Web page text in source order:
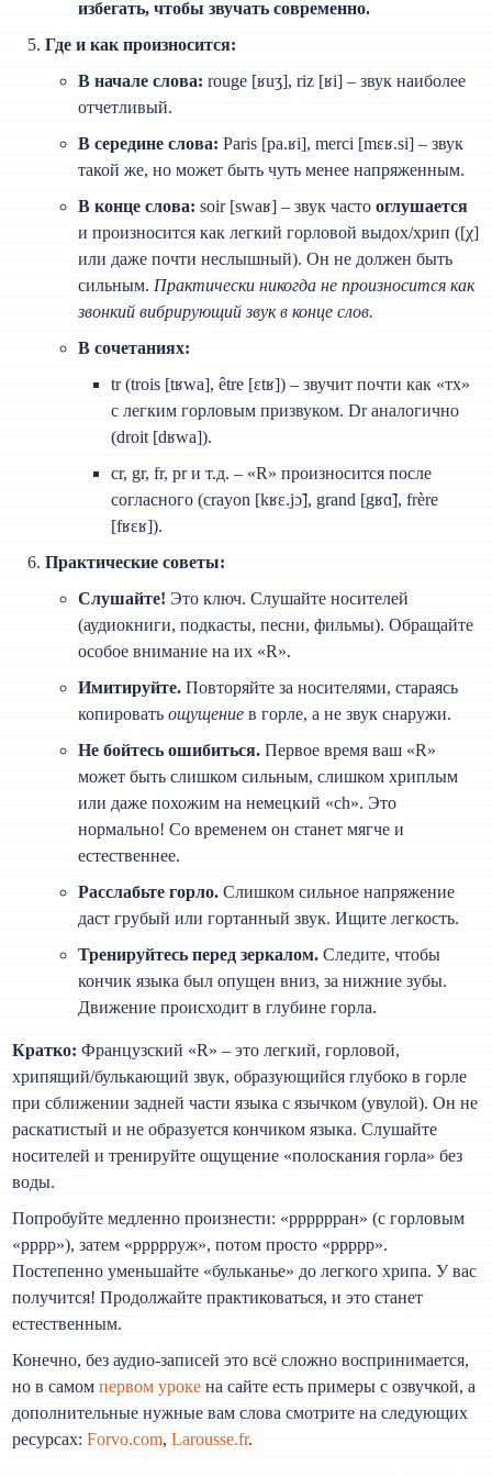
избегать, чтобы звучать современно.
Где и как произносится:
В начале слова: rouge [ʁuʒ], riz [ʁi] – звук наиболее
отчетливый.
В середине слова: Paris [pa.ʁi], merci [mɛʁ.si] – звук
такой же, но может быть чуть менее напряженным.
В конце слова: soir [swaʁ] – звук частооглушается
и произносится как легкий горловой выдох/хрип ([χ]
или даже почти неслышный). Он не должен быть
сильным. Практически никогда не произносится как
звонкий вибрирующий звук в конце слов.
В сочетаниях:
tr (trois [tʁwa], être [ɛtʁ]) – звучит почти как «тх»
с легким горловым призвуком. Dr аналогично
(droit [dʁwa]).
cr, gr, fr, pr и т.д. – «R» произносится после
согласного (crayon [kʁɛ.jɔ̃], grand [gʁɑ̃], frère
[fʁɛʁ]).
Практические советы:
Слушайте! Это ключ. Слушайте носителей
(аудиокниги, подкасты, песни, фильмы). Обращайте
особое внимание на их «R».
Имитируйте. Повторяйте за носителями, стараясь
копироватьощущение в горле, а не звук снаружи.
Не бойтесь ошибиться. Первое время ваш «R»
может быть слишком сильным, слишком хриплым
или даже похожим на немецкий «ch». Это
нормально! Со временем он станет мягче и
естественнее.
Расслабьте горло. Слишком сильное напряжение
даст грубый или гортанный звук. Ищите легкость.
Тренируйтесь перед зеркалом. Следите, чтобы
кончик языка был опущен вниз, за нижние зубы.
Движение происходит в глубине горла.
Кратко: Французский «R» – это легкий, горловой,
хрипящий/булькающий звук, образующийся глубоко в горле
при сближении задней части языка с язычком (увулой). Он не
раскатистый и не образуется кончиком языка. Слушайте
носителей и тренируйте ощущение «полоскания горла» без
воды.
Попробуйте медленно произнести: «рррррран» (с горловым
«рррр»), затем «ррррруж», потом просто «ррррр».
Постепенно уменьшайте «бульканье» до легкого хрипа. У вас
получится! Продолжайте практиковаться, и это станет
естественным.
Конечно, без аудио-записей это всё сложно воспринимается,
но в самомпервом уроке на сайте есть примеры с озвучкой, а
дополнительные нужные вам слова смотрите на следующих
ресурсах:Forvo.com,Larousse.fr.